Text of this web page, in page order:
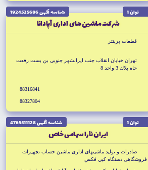
توان 1 شناسه آگهى 1924525686
شركت ماشين هاى ادارى آپادانا
قطعات پرينتر
تهران خيابان انقلاب جنب ايرانشهر جنوبى بن بست رفعت
جاه پلاك 3 واحد 8
88316841
88327804
توان 1 شناسه آگهى 4765511128
ايران نارا سهامى خاص
صادرات و توليد ماشينهاى ادارى ماشين حساب تجهيزات
فروشگاهى دستگاه كپي فكس